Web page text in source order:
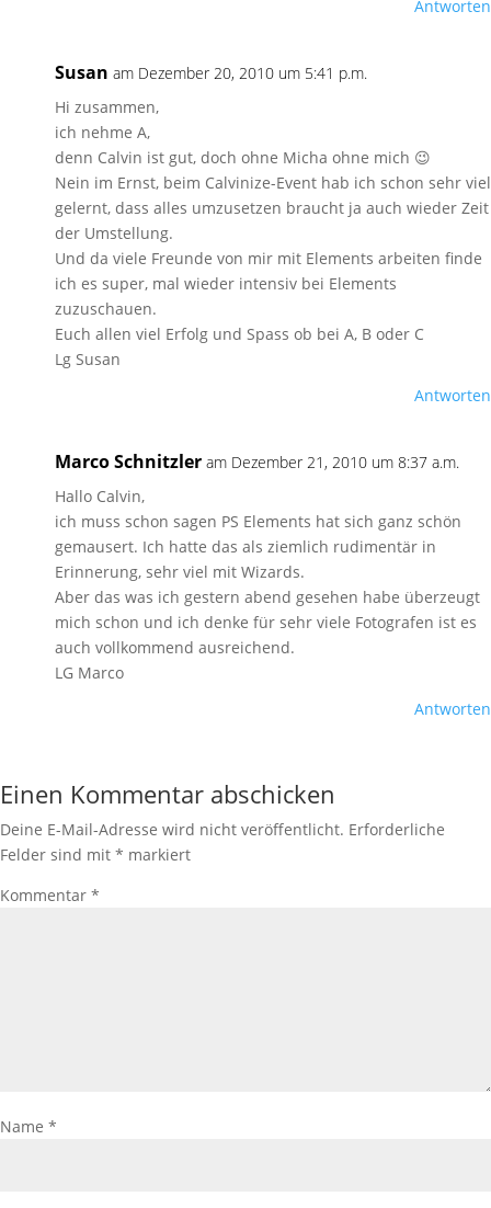
Antworten
Susan am Dezember 20, 2010 um 5:41 p.m.
Hi zusammen,
ich nehme A,
denn Calvin ist gut, doch ohne Micha ohne mich 😉
Nein im Ernst, beim Calvinize-Event hab ich schon sehr viel
gelernt, dass alles umzusetzen braucht ja auch wieder Zeit
der Umstellung.
Und da viele Freunde von mir mit Elements arbeiten finde
ich es super, mal wieder intensiv bei Elements
zuzuschauen.
Euch allen viel Erfolg und Spass ob bei A, B oder C
Lg Susan
Antworten
Marco Schnitzler am Dezember 21, 2010 um 8:37 a.m.
Hallo Calvin,
ich muss schon sagen PS Elements hat sich ganz schön
gemausert. Ich hatte das als ziemlich rudimentär in
Erinnerung, sehr viel mit Wizards.
Aber das was ich gestern abend gesehen habe überzeugt
mich schon und ich denke für sehr viele Fotografen ist es
auch vollkommend ausreichend.
LG Marco
Antworten
Einen Kommentar abschicken
Deine E-Mail-Adresse wird nicht veröffentlicht. Erforderliche
Felder sind mit * markiert
Kommentar *
Name *